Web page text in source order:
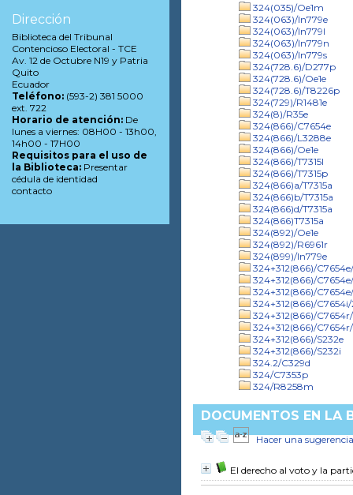
324(035)/Oe1m
324(063)/In779e
324(063)/In779l
324(063)/In779n
324(063)/In779s
324(728.6)/D277p
324(728.6)/Oe1e
324(728.6)/T8226p
324(729)/R1481e
324(8)/R35e
324(866)/C7654e
324(866)/L3288e
324(866)/Oe1e
324(866)/T7315l
324(866)/T7315p
324(866)a/T7315a
324(866)b/T7315a
324(866)d/T7315a
324(866)T7315a
324(892)/Oe1e
324(892)/R6961r
324(899)/In779e
324+312(866)/
324+312(866)/
324+312(866)/
324+312(866)/C7654i/
324+312(866)/
324+312(866)/
324+312(866)/S232e
324+312(866)/S232i
324.2/C329d
324/C7353p
324/R8258m
DOCUMENTOS EN LA
Hacer una sugerencia
El derecho al voto y la
Dirección
Biblioteca del Tribunal
Contencioso Electoral - TCE
Av. 12 de Octubre N19 y Patria
Quito
Ecuador
Teléfono: (593-2) 381 5000
ext. 722
Horario de atención: De
lunes a viernes: 08H00 - 13h00,
14h00 - 17H00
Requisitos para el uso de
la Biblioteca: Presentar
cédula de identidad
contacto